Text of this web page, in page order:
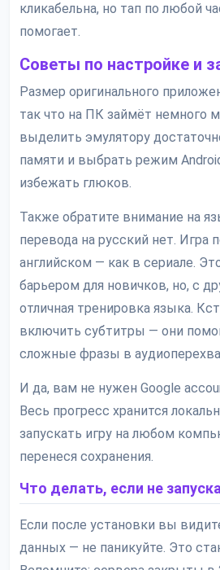
кликабельна, но тап по любой
помогает.
Советы по настройке и
Размер оригинального
так что на ПК займёт немного
выделить эмулятору
памяти и выбрать режим
избежать глюков.
Также обратите внимание на
перевода на русский нет. Игра
английском — как в сериале.
барьером для новичков, но, с
отличная тренировка языка.
включить субтитры — они
сложные фразы в
И да, вам не нужен Google
Весь прогресс хранится
запускать игру на любом
перенеся сохранения.
Что делать, если не
Если после установки вы
данных — не паникуйте. Это